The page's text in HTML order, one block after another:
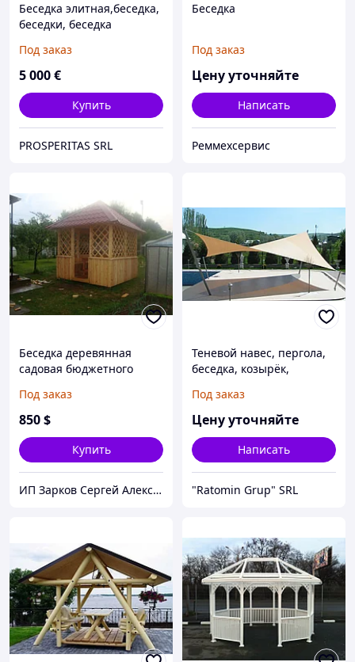
Беседка элитная,беседка,
беседки, беседка
дерева, беседка для сада
Под заказ
5 000€
Купить
PROSPERITAS SRL
Беседка
Под заказ
Цену уточняйте
Написать
Реммехсервис
Беседка деревянная
садовая бюджетного
Под заказ
850$
Купить
ИП Зарков Сергей Алексеевич
Теневой навес, пергола,
беседка, козырёк,
натяжной летний навес
Под заказ
Цену уточняйте
Написать
"Ratomin Grup" SRL